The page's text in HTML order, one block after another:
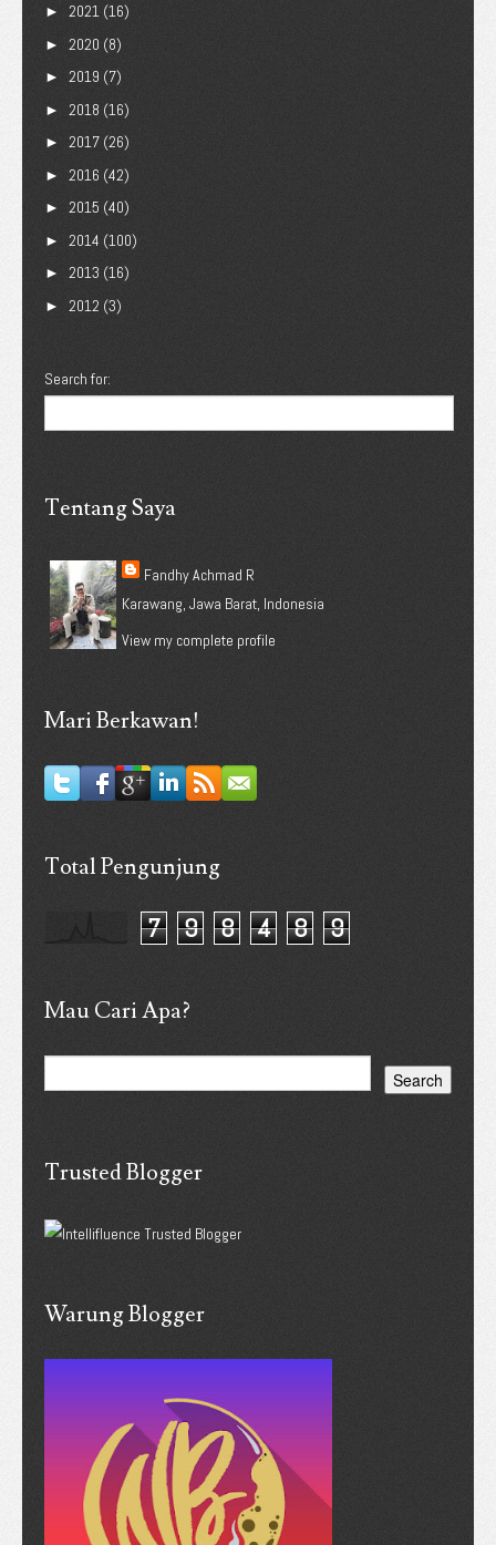
► 2021 (16)
► 2020 (8)
► 2019 (7)
► 2018 (16)
► 2017 (26)
► 2016 (42)
► 2015 (40)
► 2014 (100)
► 2013 (16)
► 2012 (3)
Search for:
Tentang Saya
Fandhy Achmad R
Karawang, Jawa Barat, Indonesia
View my complete profile
Mari Berkawan!
Total Pengunjung
7 9 8 4 8 9
Mau Cari Apa?
Trusted Blogger
Warung Blogger